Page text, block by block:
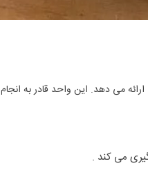
ارائه می دهد. این واحد قادر به
می کند .